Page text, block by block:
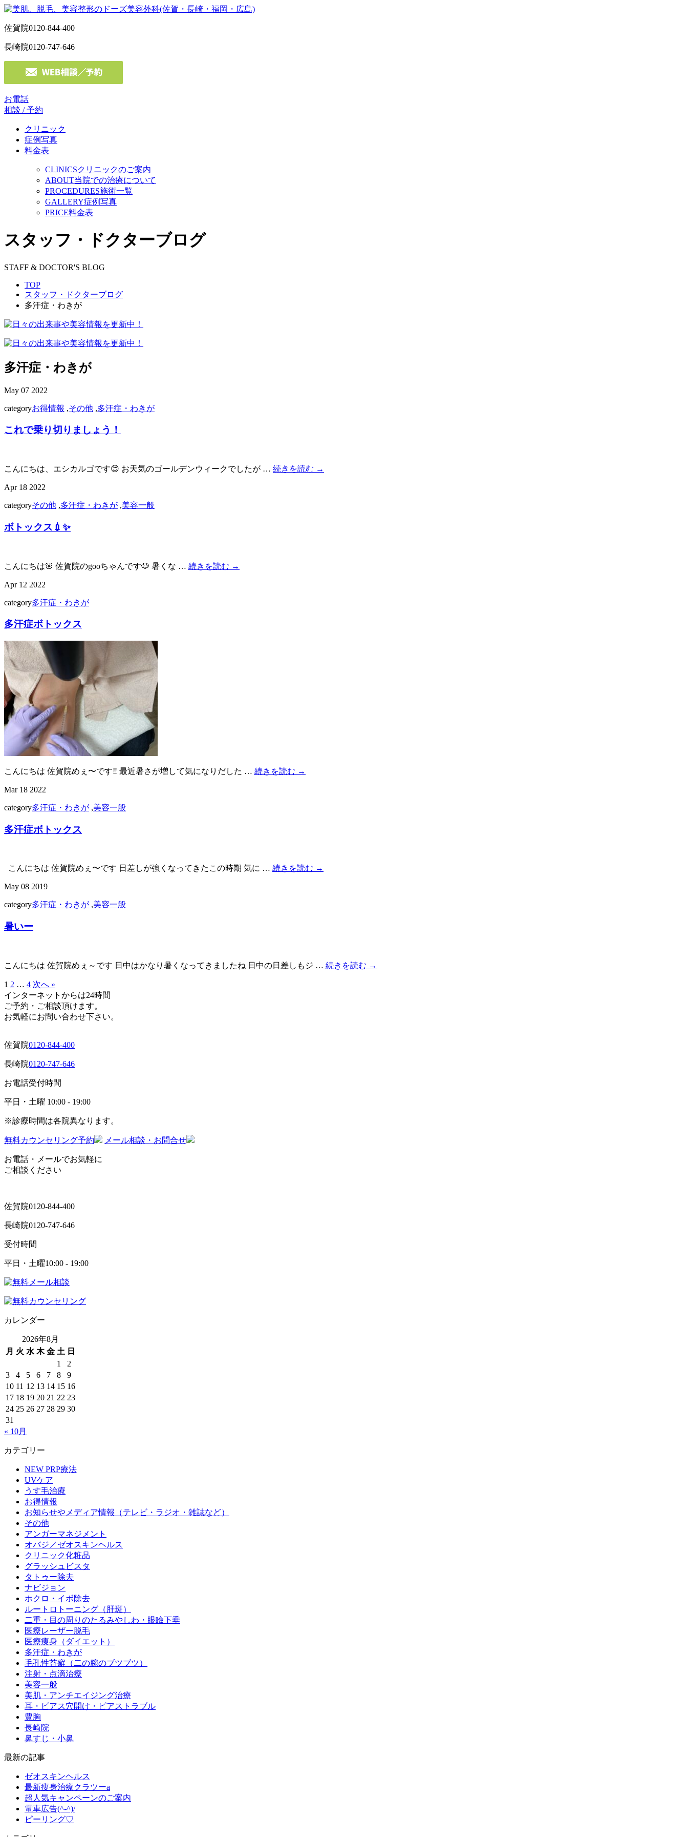
佐賀院0120-844-400
長崎院0120-747-646
お電話
相談 / 予約
クリニック
症例写真
料金表
CLINICSクリニックのご案内
ABOUT当院での治療について
PROCEDURES施術一覧
GALLERY症例写真
PRICE料金表
スタッフ・ドクターブログ
STAFF & DOCTOR'S BLOG
TOP
スタッフ・ドクターブログ
多汗症・わきが
多汗症・わきが
May 07 2022
categoryお得情報 ,その他 ,多汗症・わきが
これで乗り切りましょう！
こんにちは、エシカルゴです😊 お天気のゴールデンウィークでしたが … 続きを読む →
Apr 18 2022
categoryその他 ,多汗症・わきが ,美容一般
ボトックス💉✨
こんにちは🌸 佐賀院のgooちゃんです🐶 暑くな … 続きを読む →
Apr 12 2022
category多汗症・わきが
多汗症ボトックス
こんにちは 佐賀院めぇ〜です‼︎ 最近暑さが増して気になりだした … 続きを読む →
Mar 18 2022
category多汗症・わきが ,美容一般
多汗症ボトックス
こんにちは 佐賀院めぇ〜です 日差しが強くなってきたこの時期 気に … 続きを読む →
May 08 2019
category多汗症・わきが ,美容一般
暑いー
こんにちは 佐賀院めぇ～です 日中はかなり暑くなってきましたね 日中の日差しもジ … 続きを読む →
1 2 … 4 次へ »
インターネットからは24時間
ご予約・ご相談頂けます。
お気軽にお問い合わせ下さい。
佐賀院0120-844-400
長崎院0120-747-646
お電話受付時間
平日・土曜 10:00 - 19:00
※診療時間は各院異なります。
無料カウンセリング予約 メール相談・お問合せ
お電話・メールでお気軽に
ご相談ください
佐賀院0120-844-400
長崎院0120-747-646
受付時間
平日・土曜10:00 - 19:00
カレンダー
2026年8月
月 火 水 木 金 土 日
1
2
3
4 5 6 7 8
9
10 11 12 13 14 15 16
17 18 19 20 21 22 23
24 25 26 27 28 29 30
31
« 10月
カテゴリー
NEW PRP療法
UVケア
うす毛治療
お得情報
お知らせやメディア情報（テレビ・ラジオ・雑誌など）
その他
アンガーマネジメント
オバジ／ゼオスキンヘルス
クリニック化粧品
グラッシュビスタ
タトゥー除去
ナビジョン
ホクロ・イボ除去
ルートロトーニング（肝斑）
二重・目の周りのたるみやしわ・眼瞼下垂
医療レーザー脱毛
医療痩身（ダイエット）
多汗症・わきが
毛孔性苔癬（二の腕のブツブツ）
注射・点滴治療
美容一般
美肌・アンチエイジング治療
耳・ピアス穴開け・ピアストラブル
豊胸
長崎院
鼻すじ・小鼻
最新の記事
ゼオスキンヘルス
最新痩身治療クラツーa
超人気キャンペーンのご案内
電車広告(^-^)/
ピーリング♡